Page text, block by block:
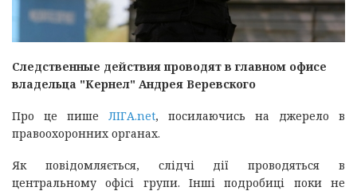
Следственные действия проводят в главном офисе
владельца "Кернел" Андрея Веревского
Про це пише ЛІГА.net, посилаючись на джерело в
правоохоронних органах.
Як повідомляється, слідчі дії проводяться в
центральному офісі групи. Інші подробиці поки не